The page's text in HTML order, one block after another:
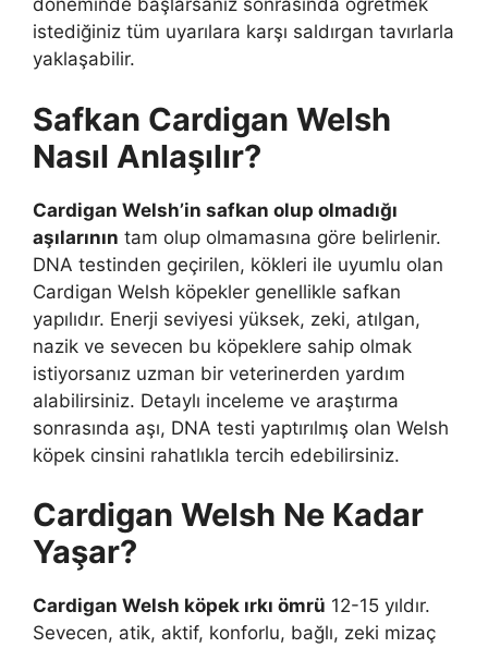
döneminde başlarsanız sonrasında öğretmek
istediğiniz tüm uyarılara karşı saldırgan tavırlarla
yaklaşabilir.
Safkan Cardigan Welsh
Nasıl Anlaşılır?
Cardigan Welsh’in safkan olup olmadığı
aşılarının tam olup olmamasına göre belirlenir.
DNA testinden geçirilen, kökleri ile uyumlu olan
Cardigan Welsh köpekler genellikle safkan
yapılıdır. Enerji seviyesi yüksek, zeki, atılgan,
nazik ve sevecen bu köpeklere sahip olmak
istiyorsanız uzman bir veterinerden yardım
alabilirsiniz. Detaylı inceleme ve araştırma
sonrasında aşı, DNA testi yaptırılmış olan Welsh
köpek cinsini rahatlıkla tercih edebilirsiniz.
Cardigan Welsh Ne Kadar
Yaşar?
Cardigan Welsh köpek ırkı ömrü 12-15 yıldır.
Sevecen, atik, aktif, konforlu, bağlı, zeki mizaç